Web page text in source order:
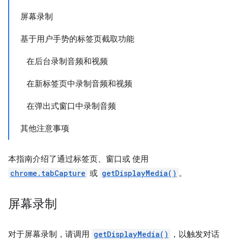
屏幕录制
基于用户手势的标签页截取功能
在后台录制音频和视频
在新标签页中录制音频和视频
在弹出式窗口中录制音频
其他注意事项
本指南介绍了通过标签页、窗口或 使用
chrome.tabCapture 或 getDisplayMedia() 。
屏幕录制
对于屏幕录制，请调用 getDisplayMedia()
，以触发对话